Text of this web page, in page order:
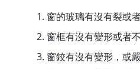
窗的玻璃有沒有裂或
窗框有沒有變形或者
窗鉸有沒有變形，或